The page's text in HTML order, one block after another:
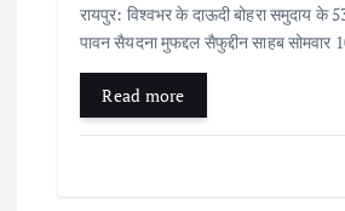
रायपुर: विश्वभर के दाऊदी बोहरा समुदाय के
पावन सैयदना मुफद्दल सैफुद्दीन साहब
Read more